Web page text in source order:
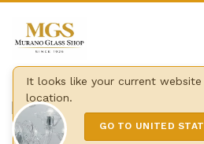
It looks like your current
location.
GO TO UNITED
Home / Lampadari / Moderni /
9 Lights